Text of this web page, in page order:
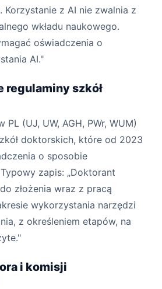
z AI nie zwalnia z
wkładu naukowego.
oświadczenia o
AI."
regulaminy szkół
(UJ, UW, AGH, PWr, WUM)
doktorskich, które od 2023
o sposobie
zapis: „Doktorant
złożenia wraz z pracą
wykorzystania narzędzi
z określeniem etapów, na
i komisji